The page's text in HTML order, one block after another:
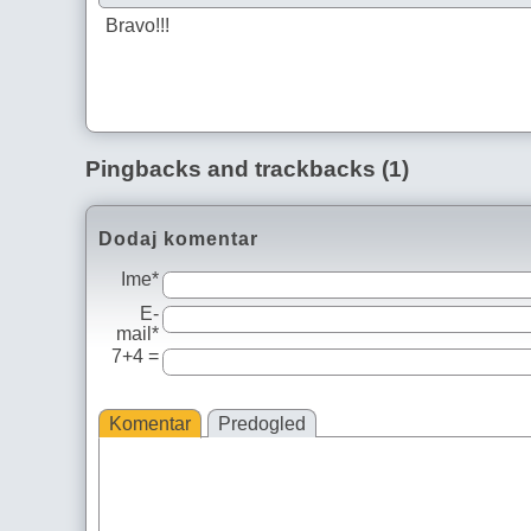
Bravo!!!
Pingbacks and trackbacks (1)
Dodaj komentar
Ime*
E-
mail*
7+4 =
Komentar Predogled